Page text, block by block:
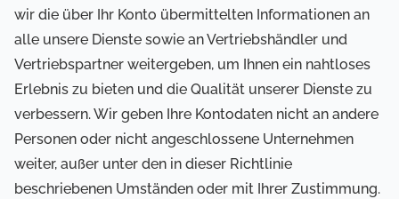
wir die über Ihr Konto übermittelten Informationen an
alle unsere Dienste sowie an Vertriebshändler und
Vertriebspartner weitergeben, um Ihnen ein nahtloses
Erlebnis zu bieten und die Qualität unserer Dienste zu
verbessern. Wir geben Ihre Kontodaten nicht an andere
Personen oder nicht angeschlossene Unternehmen
weiter, außer unter den in dieser Richtlinie
beschriebenen Umständen oder mit Ihrer Zustimmung.